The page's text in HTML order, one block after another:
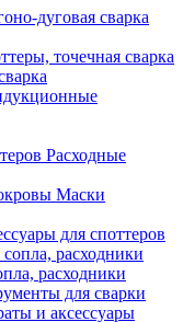
дуговая сварка
точечная сварка
Расходные
Маски
для споттеров
расходники
для сварки